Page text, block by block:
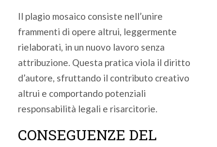
Il plagio mosaico consiste nell’unire
frammenti di opere altrui, leggermente
rielaborati, in un nuovo lavoro senza
attribuzione. Questa pratica viola il diritto
d’autore, sfruttando il contributo creativo
altrui e comportando potenziali
responsabilità legali e risarcitorie.
CONSEGUENZE DEL